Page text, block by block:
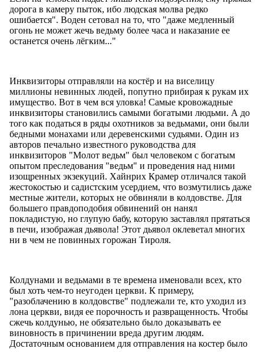
дорога в камеру пыток, ибо людская молва редко
ошибается". Воден сетовал на то, что "даже медленный
огонь не может жечь ведьму более часа и наказание ее
останется очень лёгким..."
Инквизиторы отправляли на костёр и на виселицу
миллионы невинных людей, попутно прибирая к рукам их
имущество. Вот в чем вся уловка! Самые кровожадные
инквизиторы становились самыми богатыми людьми. А до
того как податься в ряды охотников за ведьмами, они были
бедными монахами или деревенскими судьями. Один из
авторов печально известного руководства для
инквизиторов "Молот ведьм" был человеком с богатым
опытом преследования "ведьм" и проведения над ними
изощренных экзекуций. Хайнрих Крамер отличался такой
жестокостью и садистским усердием, что возмутились даже
местные жители, которых не обвиняли в колдовстве. Для
большего правдоподобия обвинений он нанял
покладистую, но глупую бабу, которую заставлял прятаться
в печи, изображая дьявола! Этот дьявол оклеветал многих
ни в чем не повинных горожан Тироля.
Колдунами и ведьмами в те времена именовали всех, кто
был хоть чем-то неугоден церкви. К примеру,
"разоблачению в колдовстве" подлежали те, кто уходил из
лона церкви, видя ее порочность и развращенность. Чтобы
сжечь колдунью, не обязательно было доказывать ее
виновность в причинении вреда другим людям.
Достаточным основанием для отправления на костер было